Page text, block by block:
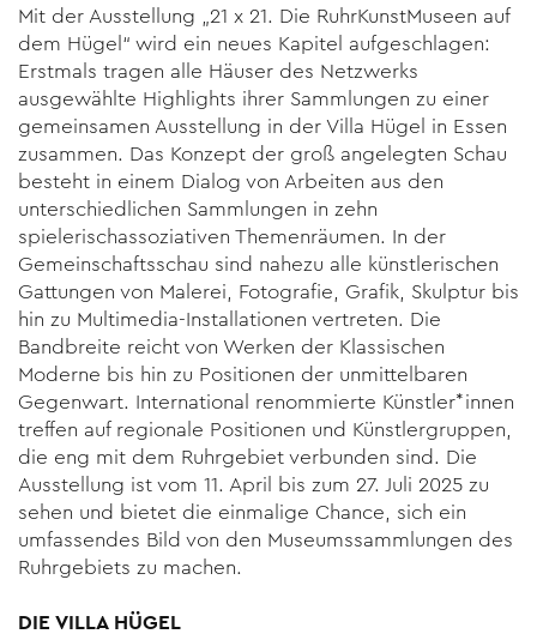
Mit der Ausstellung „21 x 21. Die RuhrKunstMuseen auf
dem Hügel“ wird ein neues Kapitel aufgeschlagen:
Erstmals tragen alle Häuser des Netzwerks
ausgewählte Highlights ihrer Sammlungen zu einer
gemeinsamen Ausstellung in der Villa Hügel in Essen
zusammen. Das Konzept der groß angelegten Schau
besteht in einem Dialog von Arbeiten aus den
unterschiedlichen Sammlungen in zehn
spielerischassoziativen Themenräumen. In der
Gemeinschaftsschau sind nahezu alle künstlerischen
Gattungen von Malerei, Fotografie, Grafik, Skulptur bis
hin zu Multimedia-Installationen vertreten. Die
Bandbreite reicht von Werken der Klassischen
Moderne bis hin zu Positionen der unmittelbaren
Gegenwart. International renommierte Künstler*innen
treffen auf regionale Positionen und Künstlergruppen,
die eng mit dem Ruhrgebiet verbunden sind. Die
Ausstellung ist vom 11. April bis zum 27. Juli 2025 zu
sehen und bietet die einmalige Chance, sich ein
umfassendes Bild von den Museumssammlungen des
Ruhrgebiets zu machen.
DIE VILLA HÜGEL